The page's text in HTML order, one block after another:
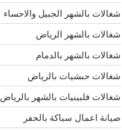
شغالات بالشهر الجبيل والاحساء
شغالات بالشهر الرياض
شغالات بالشهر بالدمام
شغالات حبشيات بالرياض
شغالات فلبينيات بالشهر بالرياض
صيانة اعمال سباكة بالحفر